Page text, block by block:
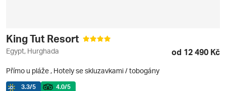
King Tut Resort
Egypt, Hurghada od 12 490 Kč
Přímo u pláže , Hotely se skluzavkami / tobogány
3.3/5 4.0/5